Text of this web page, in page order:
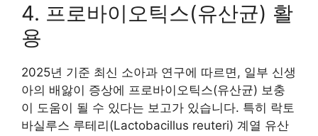
4. 프로바이오틱스(유산균) 활
용
2025년 기준 최신 소아과 연구에 따르면, 일부 신생
아의 배앓이 증상에 프로바이오틱스(유산균) 보충
이 도움이 될 수 있다는 보고가 있습니다. 특히 락토
바실루스 루테리(Lactobacillus reuteri) 계열 유산